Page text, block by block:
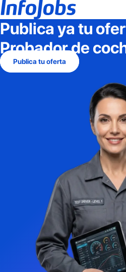
Publica ya tu
Probador de
Publica tu oferta